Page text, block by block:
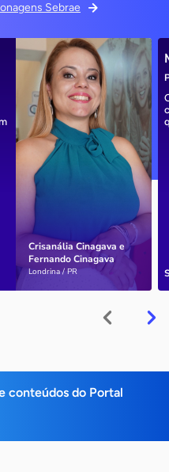
Sebrae
Crisanália Cinagava e
Fernando Cinagava
Londrina / PR
conteúdos do Portal